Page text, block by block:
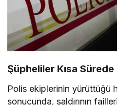
Şüpheliler Kısa Sürede
Polis ekiplerinin yürüttüğü
sonucunda, saldırının